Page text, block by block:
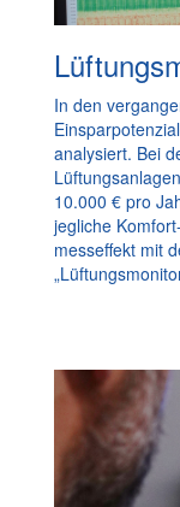
In den
analysiert. Bei
10.000 € pro
jegliche
messeffekt mit